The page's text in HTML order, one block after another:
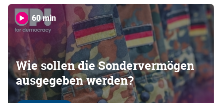
60 min
Wie sollen die Sondervermögen
ausgegeben werden?